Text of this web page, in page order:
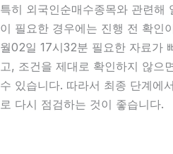
특히 외국인순매수종목와 관련해
이 필요한 경우에는 진행 전 확인
월02일 17시32분 필요한 자료가
고, 조건을 제대로 확인하지 않으
수 있습니다. 따라서 최종 단계에
로 다시 점검하는 것이 좋습니다.